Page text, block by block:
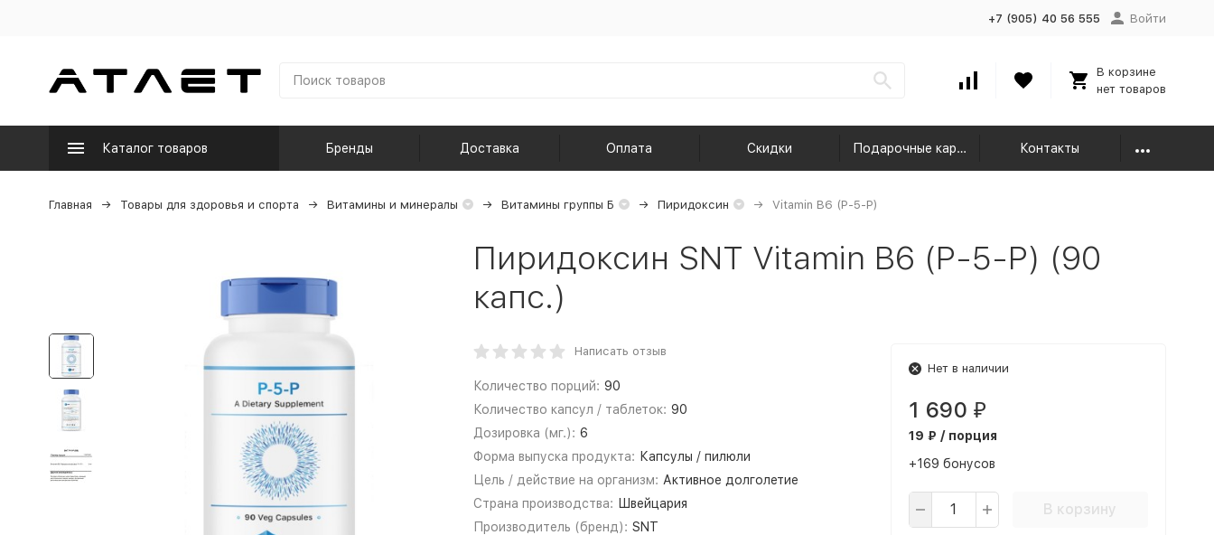
+7 (905) 40 56 555 Войти
В корзине
нет товаров
Каталог товаров Бренды Доставка Оплата Скидки Подарочные карты Контакты
Главная Товары для здоровья и спорта Витамины и минералы Витамины группы Б Пиридоксин Vitamin B6 (P-5-P)
Пиридоксин SNT Vitamin B6 (P-5-P) (90
капс.)
Написать отзыв
Количество порций: 90
Количество капсул / таблеток: 90
Дозировка (мг.): 6
Форма выпуска продукта: Капсулы / пилюли
Цель / действие на организм: Активное долголетие
Страна производства: Швейцария
Производитель (бренд): SNT
Нет в наличии
1 690 ₽
19 ₽ / порция
+169 бонусов
В корзину